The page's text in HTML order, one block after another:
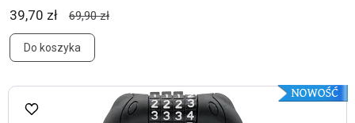
39,70 zł 69,90 zł
Do koszyka